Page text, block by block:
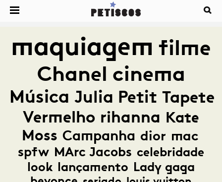
maquiagem filme
Chanel cinema
Música Julia Petit Tapete
Vermelho rihanna Kate
Moss Campanha dior mac
spfw MArc Jacobs celebridade
look lançamento Lady gaga